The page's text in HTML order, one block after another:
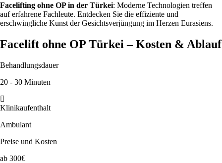
Facelifting ohne OP in der Türkei: Moderne Technologien treffen
auf erfahrene Fachleute. Entdecken Sie die effiziente und
erschwingliche Kunst der Gesichtsverjüngung im Herzen Eurasiens.
Facelift ohne OP Türkei – Kosten & Ablauf
Behandlungsdauer
20 - 30 Minuten
Klinikaufenthalt
Ambulant
Preise und Kosten
ab 300€